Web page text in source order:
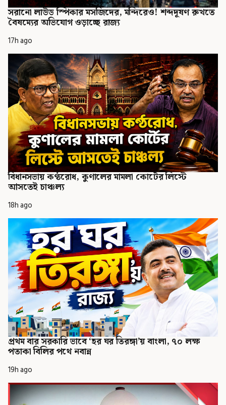
সরানো লাউড স্পিকার মসজিদের, মন্দিরেও! শব্দদূষণ রুখতে
বৈষম্যের অভিযোগ ওড়াচ্ছে রাজ্য
17h ago
বিধানসভায় কণ্ঠরোধ, কুণালের মামলা কোর্টের লিস্টে
আসতেই চাঞ্চল্য
18h ago
প্রথম বার সরকারি ভাবে ‘হর ঘর তিরঙ্গা’য় বাংলা, ৭০ লক্ষ
পতাকা বিলির পথে নবান্ন
19h ago